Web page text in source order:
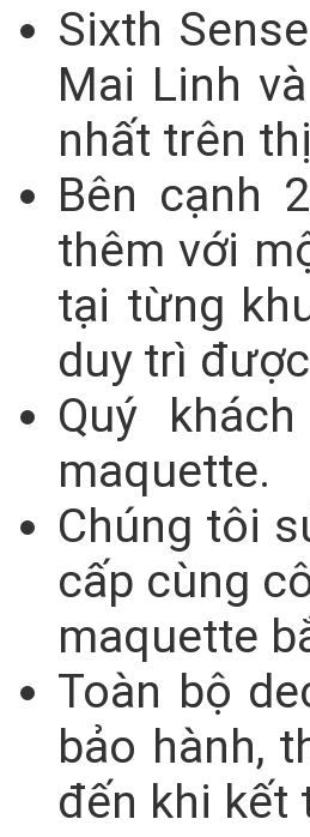
Sixth
Mai Linh
nhất trên
Bên cạnh
thêm với
tại từng
duy trì
Quý
maquette.
Chúng tôi
cấp cùng
maquette
Toàn bộ
bảo hành,
đến khi kết